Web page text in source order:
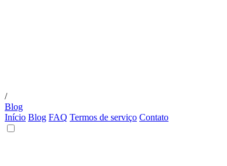
/
Blog
Início Blog FAQ Termos de serviço Contato